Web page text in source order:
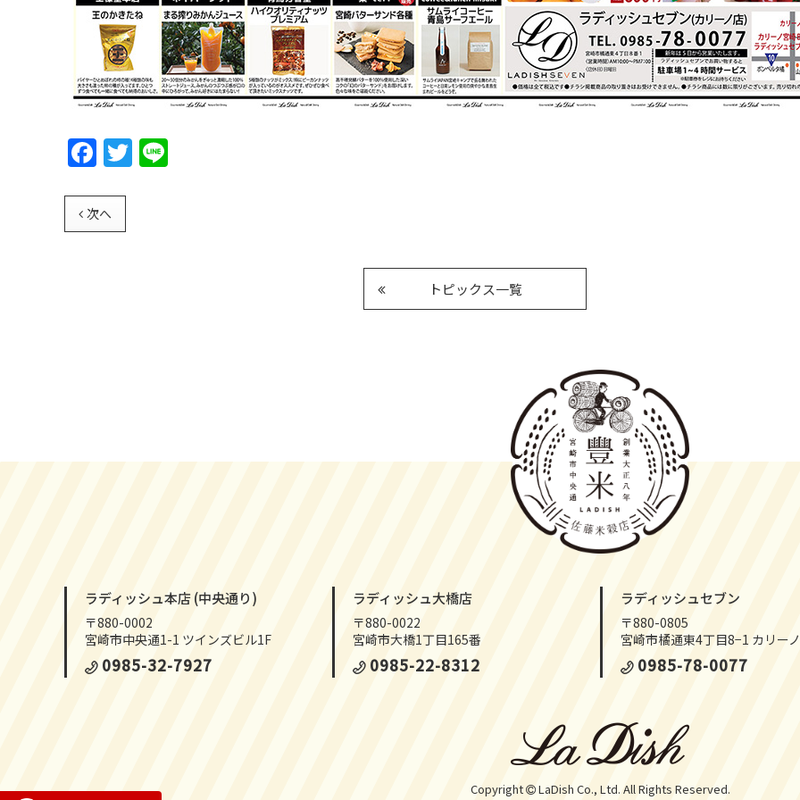
F
a
c
e
T
w
次へ
トピックス一覧
ラディッシュ本店 (中央通り)
〒880-0002
宮崎市中央通1-1 ツインズビル1F
0985-32-7927
ラディッシュ大橋店
〒880-0022
宮崎市大橋1丁目165番
0985-22-8312
ラディッシュセブン
〒880-0805
宮崎市橘通東4丁目8−1 カリー
0985-78-0077
Copyright LaDish Co., Ltd. All Rights Reserved.